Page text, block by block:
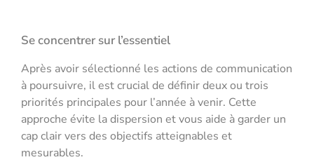
Se concentrer sur l’essentiel
Après avoir sélectionné les actions de communication
à poursuivre, il est crucial de définir deux ou trois
priorités principales pour l’année à venir. Cette
approche évite la dispersion et vous aide à garder un
cap clair vers des objectifs atteignables et
mesurables.